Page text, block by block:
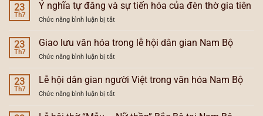
Nam
Bộ
Việt
vùng
văn
tiếp
hóa
và
lễ
ở
Nam
23
Th7
Ý nghĩa tự đăng và sự tiến hóa của đèn thờ gia tiên
Chức năng bình luận bị tắtở
Ý
nghĩa
đăng
và
sự
23
Th7
Giao lưu văn hóa trong lễ hội dân gian Nam Bộ
Chức năng bình luận bị tắtở
Giao
lưu
văn
hóa
trong
23
Th7
Lễ hội dân gian người Việt trong văn hóa Nam Bộ
Chức năng bình luận bị tắtở
Lễ
hội